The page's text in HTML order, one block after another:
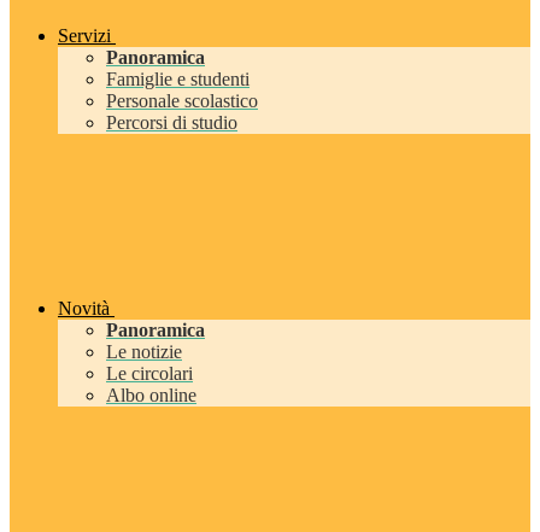
Servizi
Panoramica
Famiglie e studenti
Personale scolastico
Percorsi di studio
Novità
Panoramica
Le notizie
Le circolari
Albo online